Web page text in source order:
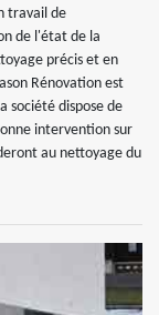
travail de
de l'état de la
précis et en
Rénovation est
société dispose de
intervention sur
au nettoyage du